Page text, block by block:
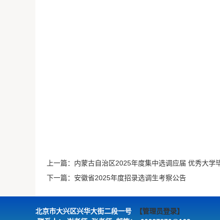
上一篇： 内蒙古自治区2025年度集中选调应届 优秀大学
下一篇： 安徽省2025年度招录选调生考察公告
北京市大兴区兴华大街二段一号
【管理员登录】